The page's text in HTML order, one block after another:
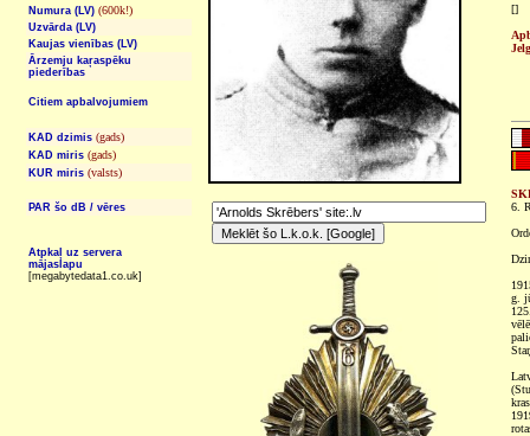
Numura (LV) (600k!)
Uzvārda (LV)
Kaujas vienības (LV)
Ārzemju kaŗaspēku
piederības
Citiem apbalvojumiem
KAD dzimis (gads)
KAD miris (gads)
KUR miris (valsts)
PAR šo dB / vēres
Atpkaļ uz servera
mājaslapu
[megabytedata1.co.uk]
[]
6.
g.